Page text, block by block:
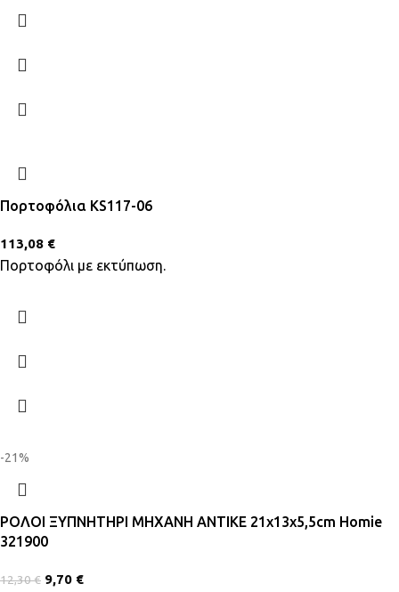
Πορτοφόλια KS117-06
113,08 €
Πορτοφόλι με εκτύπωση.
-21%
ΡΟΛΟΙ ΞΥΠΝΗΤΗΡΙ ΜΗΧΑΝΗ ΑΝΤΙΚΕ 21x13x5,5cm Homie
321900
12,30€ 9,70 €